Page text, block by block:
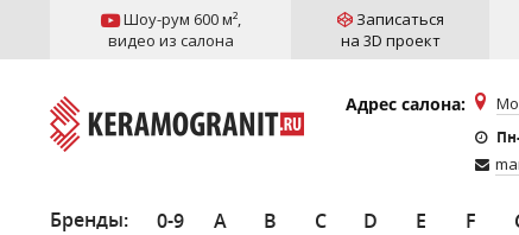
Шоу-рум 600 м²,
видео из салона
Записаться
на 3D проект
Адрес салона:
Бренды: 0-9 A B C D E F